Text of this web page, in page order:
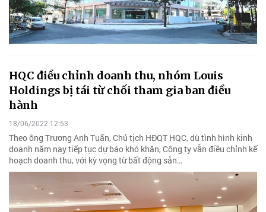
HQC điều chỉnh doanh thu, nhóm Louis
Holdings bị tái từ chối tham gia ban điều
hành
18/06/2022 12:53
Theo ông Trương Anh Tuấn, Chủ tịch HĐQT HQC, dù tình hình kinh
doanh năm nay tiếp tục dự báo khó khăn, Công ty vẫn điều chỉnh kế
hoạch doanh thu, với kỳ vọng từ bất động sản…